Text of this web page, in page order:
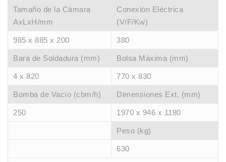
Tamaño de la Cámara
AxLxH/mm
Conexión Eléctrica
(V/F/Kw)
985 x 885 x 200 380
Bara de Soldadura (mm) Bolsa Máxima (mm)
4 x 820 770 x 830
Bomba de Vacío (cbm/h) Dimensiones Ext. (mm)
250 1970 x 946 x 1180
Peso (kg)
630